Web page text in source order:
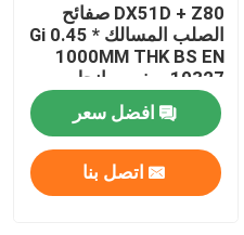
DX51D + Z80 صفائح
الصلب المسالك Gi 0.45 *
1000MM THK BS EN
10327 صفر سبانجل
افضل سعر
اتصل بنا